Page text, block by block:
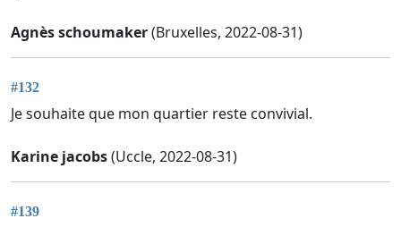
Agnès schoumaker(Bruxelles, 2022-08-31)
#132
Je souhaite que mon quartier reste convivial.
Karine jacobs(Uccle, 2022-08-31)
#139